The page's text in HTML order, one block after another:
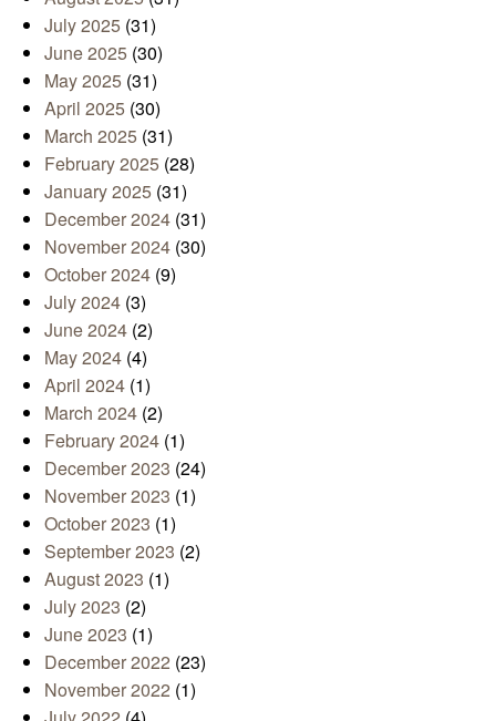
July 2025 (31)
June 2025 (30)
May 2025 (31)
April 2025 (30)
March 2025 (31)
February 2025 (28)
January 2025 (31)
December 2024 (31)
November 2024 (30)
October 2024 (9)
July 2024 (3)
June 2024 (2)
May 2024 (4)
April 2024 (1)
March 2024 (2)
February 2024 (1)
December 2023 (24)
November 2023 (1)
October 2023 (1)
September 2023 (2)
August 2023 (1)
July 2023 (2)
June 2023 (1)
December 2022 (23)
November 2022 (1)